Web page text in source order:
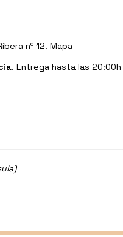
nº 12. Mapa
. Entrega hasta las 20:00h